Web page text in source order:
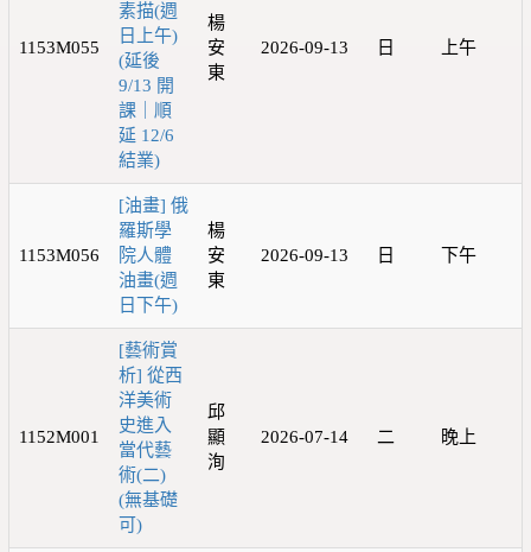
1153M055
素描(週
日上午)
(延後
9/13 開
課｜順
延 12/6
結業)
楊
安
東
2026-09-13 日 上午
1153M056
[油畫] 俄
羅斯學
院人體
油畫(週
日下午)
楊
安
東
2026-09-13 日 下午
1152M001
[藝術賞
析] 從西
洋美術
史進入
當代藝
術(二)
(無基礎
可)
邱
顯
洵
2026-07-14 二 晚上